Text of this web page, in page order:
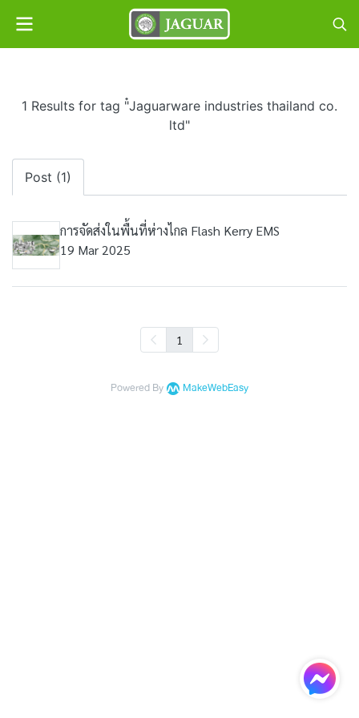
1 Results for tag "๋Jaguarware industries thailand co.
ltd"
Post (1)
การจัดส่งในพื้นที่ห่างไกล Flash Kerry EMS
19 Mar 2025
1
Powered By MakeWebEasy